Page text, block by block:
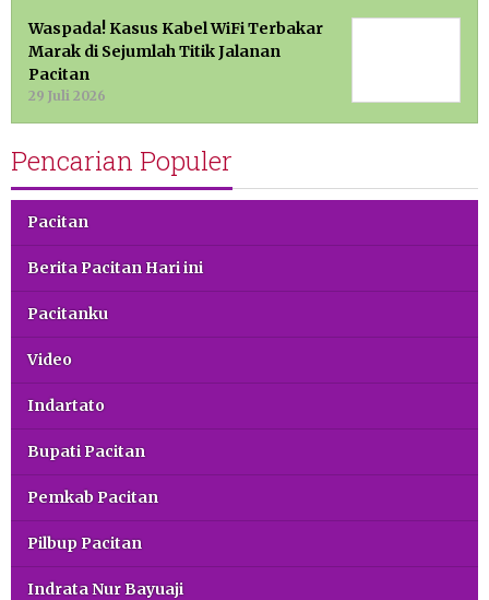
Waspada! Kasus Kabel WiFi Terbakar
Marak di Sejumlah Titik Jalanan
Pacitan
29 Juli 2026
Pencarian Populer
Pacitan
Berita Pacitan Hari ini
Pacitanku
Video
Indartato
Bupati Pacitan
Pemkab Pacitan
Pilbup Pacitan
Indrata Nur Bayuaji